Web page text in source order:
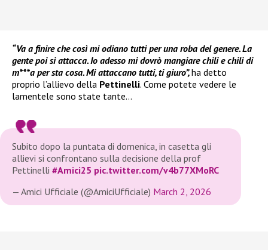
“Va a finire che così mi odiano tutti per una roba del genere. La
gente poi si attacca. Io adesso mi dovrò mangiare chili e chili di
m***a per sta cosa. Mi attaccano tutti, ti giuro”,ha detto
proprio l’allievo della Pettinelli. Come potete vedere le
lamentele sono state tante…
Subito dopo la puntata di domenica, in casetta gli
allievi si confrontano sulla decisione della prof
Pettinelli #Amici25 pic.twitter.com/v4b77XMoRC
— Amici Ufficiale (@AmiciUfficiale) March 2, 2026